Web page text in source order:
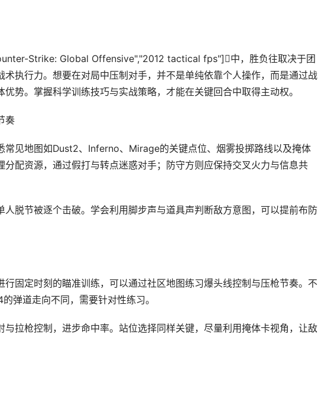
Strike: Global Offensive","2012 tactical fps"]中，胜负往取决于团
术执行力。想要在对局中压制对手，并不是单纯依靠个人操作，而是通过战
势。掌握科学训练技巧与实战策略，才能在关键回合中取得主动权。
奏
常见地图如Dust2、Inferno、Mirage的关键点位、烟雾投掷路线以及掩体
配资源，通过假打与转点迷惑对手；防守方则应保持交叉火力与信息共
脱节被逐个击破。学会利用脚步声与道具声判断敌方意图，可以提前布防
固定时刻的瞄准训练，可以通过社区地图练习爆头线控制与压枪节奏。不
弹道走向不同，需要针对性练习。
与拉枪控制，进步命中率。站位选择同样关键，尽量利用掩体卡视角，让敌